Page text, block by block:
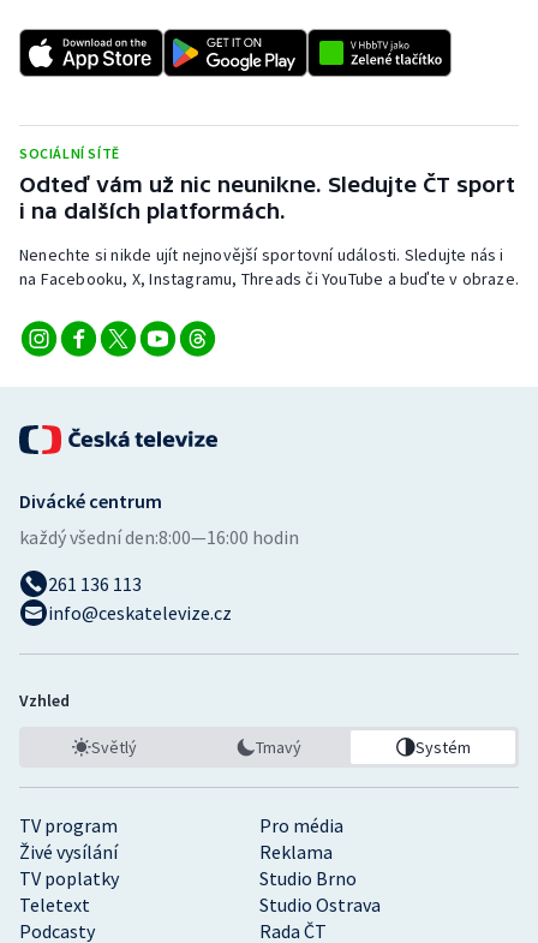
SOCIÁLNÍ SÍTĚ
Odteď vám už nic neunikne. Sledujte ČT sport
i na dalších platformách.
Nenechte si nikde ujít nejnovější sportovní události. Sledujte nás i
na Facebooku, X, Instagramu, Threads či YouTube a buďte v obraze.
TV program
Pro média
Živé vysílání
Reklama
TV poplatky
Studio Brno
Teletext
Studio Ostrava
Podcasty
Rada ČT
Divácké centrum
každý všední den:8:00—16:00 hodin
261 136 113
info@ceskatelevize.cz
Vzhled
Světlý Tmavý Systém